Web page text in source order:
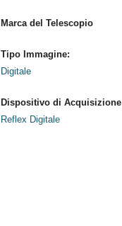
Marca del Telescopio
Tipo Immagine:
Digitale
Dispositivo di Acquisizione
Reflex Digitale